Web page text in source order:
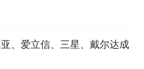
、爱立信、三星、戴尔达成